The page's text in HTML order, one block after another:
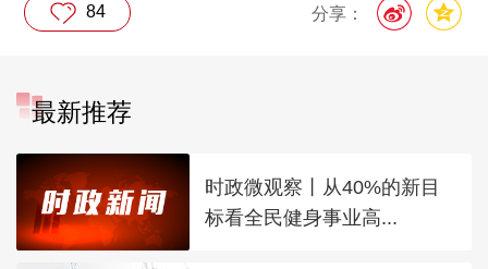
分享：
84
最新推荐
时政微观察丨从40%的新目
标看全民健身事业高...